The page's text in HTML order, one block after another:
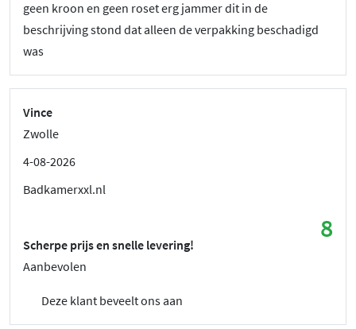
geen kroon en geen roset erg jammer dit in de
beschrijving stond dat alleen de verpakking beschadigd
was
Vince
Zwolle
4-08-2026
Badkamerxxl.nl
8
Scherpe prijs en snelle levering!
Aanbevolen
Deze klant beveelt ons aan